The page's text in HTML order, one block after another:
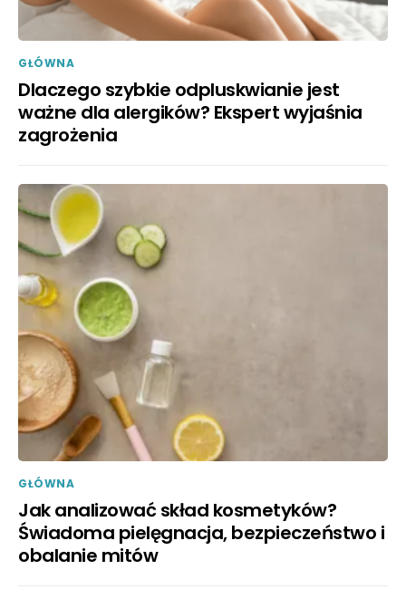
GŁÓWNA
Dlaczego szybkie odpluskwianie jest
ważne dla alergików? Ekspert wyjaśnia
zagrożenia
GŁÓWNA
Jak analizować skład kosmetyków?
Świadoma pielęgnacja, bezpieczeństwo i
obalanie mitów